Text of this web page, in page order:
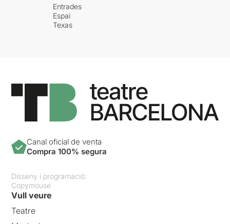
Entrades
Espai
Texas
Canal oficial de venta
Compra 100% segura
Disseny i programació:
Copymouse
Vull veure
Teatre